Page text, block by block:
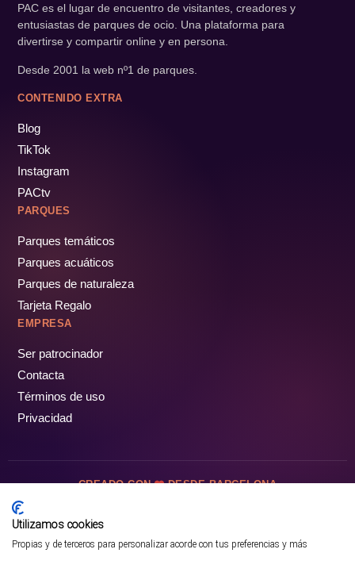
PAC es el lugar de encuentro de visitantes, creadores y
entusiastas de parques de ocio. Una plataforma para
divertirse y compartir online y en persona.
Desde 2001 la web nº1 de parques.
CONTENIDO EXTRA
Blog
TikTok
Instagram
PACtv
PARQUES
Parques temáticos
Parques acuáticos
Parques de naturaleza
Tarjeta Regalo
EMPRESA
Ser patrocinador
Contacta
Términos de uso
Privacidad
CREADO CON DESDE BARCELONA
Utilizamos cookies
Propias y de terceros para personalizar acorde con tus preferencias y más